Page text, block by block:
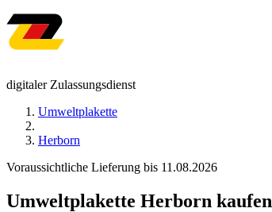
digitaler Zulassungsdienst
Umweltplakette
Herborn
Voraussichtliche Lieferung bis 11.08.2026
Umweltplakette Herborn kaufen